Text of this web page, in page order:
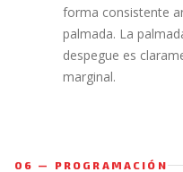
forma consistente
palmada. La
despegue es
marginal.
06 — PROGRAMACIÓN